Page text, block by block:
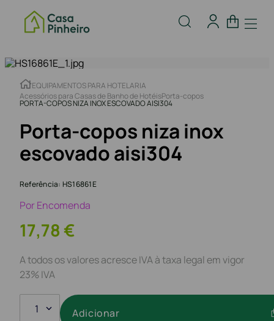
EQUIPAMENTOS PARA HOTELARIA
Acessórios para Casas de Banho de HotéisPorta-copos
PORTA-COPOS NIZA INOX ESCOVADO AISI304
Porta-copos niza inox
escovado aisi304
Referência: HS16861E
Por Encomenda
17,78€
A todos os valores acresce IVA à taxa legal em vigor
23% IVA
1 Adicionar